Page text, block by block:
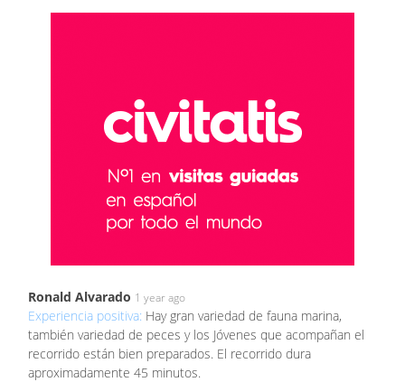
Ronald Alvarado 1 year ago
Experiencia positiva: Hay gran variedad de fauna marina,
también variedad de peces y los Jóvenes que acompañan el
recorrido están bien preparados. El recorrido dura
aproximadamente 45 minutos.